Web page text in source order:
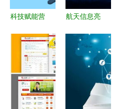
科技赋能营
SEO公司与
网站优化的
新篇章
航天信息亮
中国CFO大
会 发布“金
能企业智能
合规风控